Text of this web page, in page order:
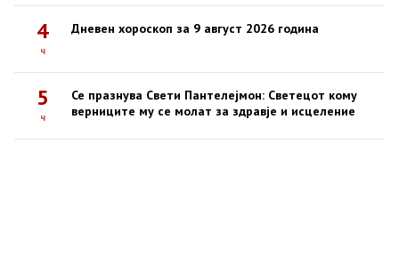
4
ч
Дневен хороскоп за 9 август 2026 година
5
ч
Се празнува Свети Пантелејмон: Светецот кому
верниците му се молат за здравје и исцеление